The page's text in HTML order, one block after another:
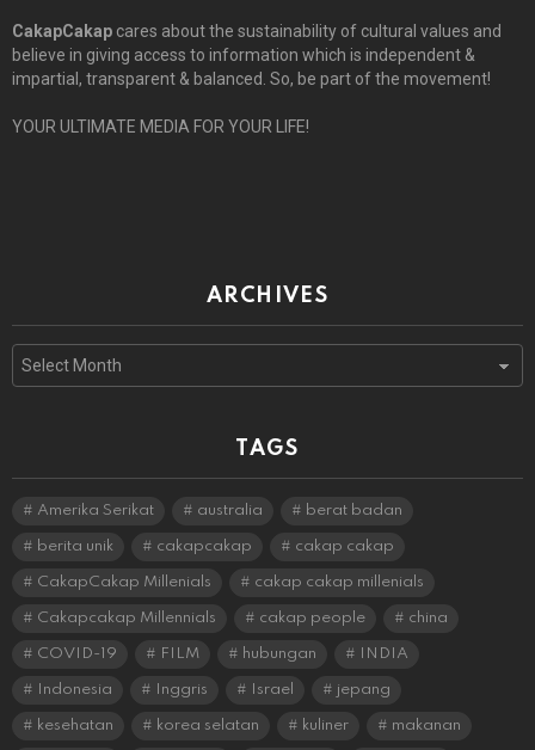
CakapCakap cares about the sustainability of cultural values and
believe in giving access to information which is independent &
impartial, transparent & balanced. So, be part of the movement!
YOUR ULTIMATE MEDIA FOR YOUR LIFE!
ARCHIVES
TAGS
Amerika Serikat australia berat badan
berita unik cakapcakap cakap cakap
CakapCakap Millenials cakap cakap millenials
Cakapcakap Millennials cakap people china
COVID-19 FILM hubungan INDIA
Indonesia Inggris Israel jepang
kesehatan korea selatan kuliner makanan